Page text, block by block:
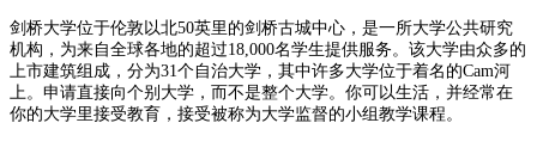
剑桥大学位于伦敦以北50英里的剑桥古城中心，是一所大学公共研究
机构，为来自全球各地的超过18,000名学生提供服务。该大学由众多的
上市建筑组成，分为31个自治大学，其中许多大学位于着名的Cam河
上。申请直接向个别大学，而不是整个大学。你可以生活，并经常在
你的大学里接受教育，接受被称为大学监督的小组教学课程。